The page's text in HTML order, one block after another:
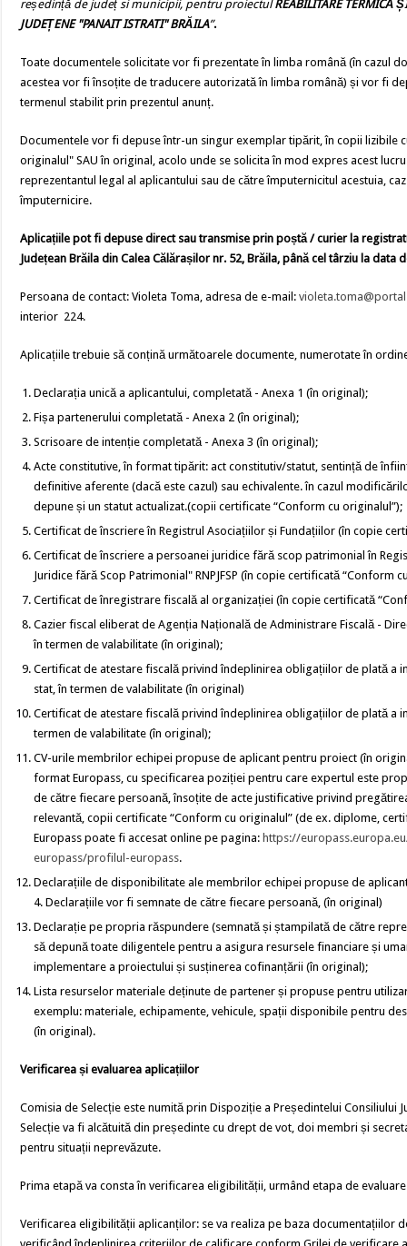
reședință de județ si municipii, pentru proiectulREABILITARE TERMICĂ
JUDEȚENE "PANAIT ISTRATI" BRĂILA”.
Toate documentele solicitate vor fi prezentate în limba română (în cazul
acestea vor fi însoțite de traducere autorizată în limba română) și vor fi
termenul stabilit prin prezentul anunț.
Documentele vor fi depuse într-un singur exemplar tipărit, în copii lizibile
originalul" SAU în original, acolo unde se solicita în mod expres acest
reprezentantul legal al aplicantului sau de către împuternicitul acestuia,
împuternicire.
Aplicațiile pot fi depuse direct sau transmise prin poștă / curier la
Județean Brăila din Calea Călărașilor nr. 52, Brăila, până cel târziu la data
Persoana de contact: Violeta Toma, adresa de e-mail:
interior 224.
Aplicațiile trebuie să conțină următoarele documente, numerotate în
Declarația unică a aplicantului, completată - Anexa 1 (în original);
Fișa partenerului completată - Anexa 2 (în original);
Scrisoare de intenție completată - Anexa 3 (în original);
Acte constitutive, în format tipărit: act constitutiv/statut, sentință de
definitive aferente (dacă este cazul) sau echivalente. în cazul
depune și un statut actualizat.(copii certificate “Conform cu originalul”);
Certificat de înscriere în Registrul Asociațiilor și Fundațiilor (în copie
Certificat de înscriere a persoanei juridice fără scop patrimonial în
Juridice fără Scop Patrimonial" RNPJFSP (în copie certificată “Conform
Certificat de înregistrare fiscală al organizației (în copie certificată
Cazier fiscal eliberat de Agenția Națională de Administrare Fiscală -
în termen de valabilitate (în original);
Certificat de atestare fiscală privind îndeplinirea obligațiilor de plată a
stat, în termen de valabilitate (în original)
Certificat de atestare fiscală privind îndeplinirea obligațiilor de plată a
termen de valabilitate (în original);
CV-urile membrilor echipei propuse de aplicant pentru proiect (în
format Europass, cu specificarea poziției pentru care expertul este
de către fiecare persoană, însoțite de acte justificative privind
relevantă, copii certificate “Conform cu originalul” (de ex. diplome,
Europass poate fi accesat online pe pagina: https://
europass/profilul-europass.
Declarațiile de disponibilitate ale membrilor echipei propuse de
4. Declarațiile vor fi semnate de către fiecare persoană, (în original)
Declarație pe propria răspundere (semnată și ștampilată de către
să depună toate diligentele pentru a asigura resursele financiare și
implementare a proiectului și susținerea cofinanțării (în original);
Lista resurselor materiale deținute de partener și propuse pentru
exemplu: materiale, echipamente, vehicule, spații disponibile pentru
(în original).
Verificareași evaluarea aplicațiilor
Comisia de Selecție este numită prin Dispoziție a Președintelui Consiliului
Selecție va fi alcătuită din președinte cu drept de vot, doi membri și
pentru situații neprevăzute.
Prima etapă va consta în verificarea eligibilității, urmând etapa de
Verificarea eligibilității aplicanților: se va realiza pe baza documentațiilor